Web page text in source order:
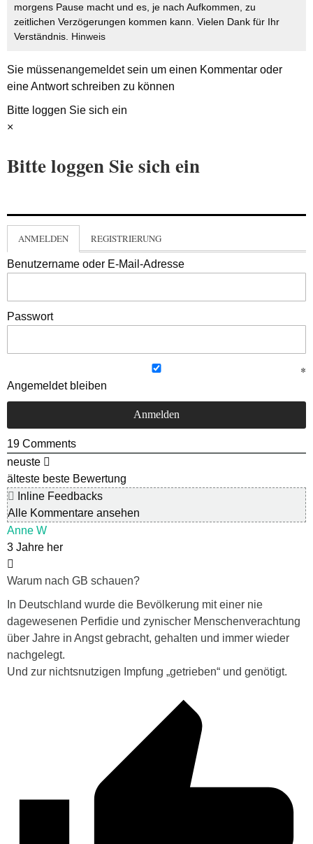
morgens Pause macht und es, je nach Aufkommen, zu
zeitlichen Verzögerungen kommen kann. Vielen Dank für Ihr
Verständnis. Hinweis
Sie müssenangemeldetsein um einen Kommentar oder
eine Antwort schreiben zu können
Bitte loggen Sie sich ein
×
Bitte loggen Sie sich ein
ANMELDEN REGISTRIERUNG
Benutzername oder E-Mail-Adresse
Passwort
Angemeldet bleiben
19 Comments
neuste
älteste beste Bewertung
Inline Feedbacks
Alle Kommentare ansehen
Anne W
3 Jahre her
Warum nach GB schauen?
In Deutschland wurde die Bevölkerung mit einer nie
dagewesenen Perfidie und zynischer Menschenverachtung
über Jahre in Angst gebracht, gehalten und immer wieder
nachgelegt.
Und zur nichtsnutzigen Impfung „getrieben“ und genötigt.